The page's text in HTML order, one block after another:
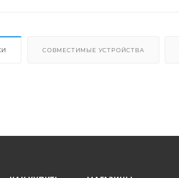
СОВМЕСТИМЫЕ УСТРОЙСТВА